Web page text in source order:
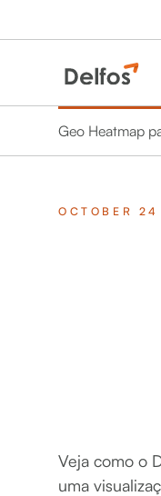
Geo Heatmap
OCTOBER
Veja como o
uma